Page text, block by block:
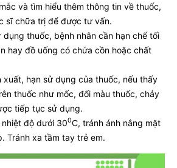
và tìm hiểu thêm thông tin về thuốc,
sĩ chữa trị để được tư vấn.
dụng thuốc, bệnh nhân cần hạn chế tối
hay đồ uống có chứa cồn hoặc chất
xuất, hạn sử dụng của thuốc, nếu thấy
thuốc như mốc, đổi màu thuốc, chảy
tiếp tục sử dụng.
độ dưới 300C, tránh ánh nắng mặt
Tránh xa tầm tay trẻ em.